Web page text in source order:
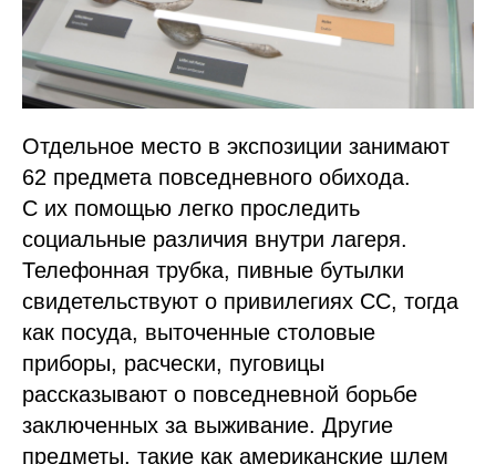
Отдельное место в экспозиции занимают
62 предмета повседневного обихода.
С их помощью легко проследить
социальные различия внутри лагеря.
Телефонная трубка, пивные бутылки
свидетельствуют о привилегиях СС, тогда
как посуда, выточенные столовые
приборы, расчески, пуговицы
рассказывают о повседневной борьбе
заключенных за выживание. Другие
предметы, такие как американские шлем